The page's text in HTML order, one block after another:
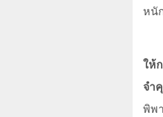
หนั
ให้
จำ
พิพ